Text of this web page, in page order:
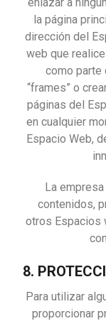
la página
dirección del
web que
como parte
“frames” o
páginas del
en cualquier
Espacio Web,
La
contenidos,
otros Espacios
8.
Para utilizar
proporcionar